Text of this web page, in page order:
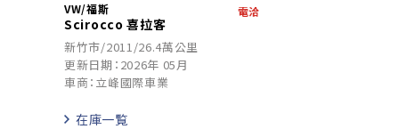
VW/福斯
Scirocco 喜拉客
電洽
新竹市/2011/26.4萬公里
更新日期：2026年 05月
車商：立峰國際車業
在庫一覧